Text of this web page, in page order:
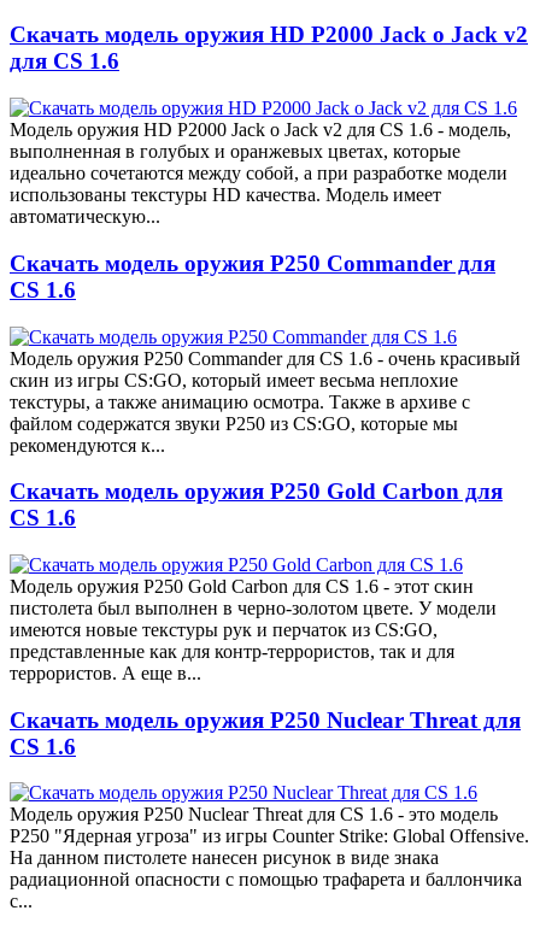
Скачать модель оружия HD P2000 Jack o Jack v2
для CS 1.6
Модель оружия HD P2000 Jack o Jack v2 для CS 1.6 - модель,
выполненная в голубых и оранжевых цветах, которые
идеально сочетаются между собой, а при разработке модели
использованы текстуры HD качества. Модель имеет
автоматическую...
Скачать модель оружия P250 Commander для
CS 1.6
Модель оружия P250 Commander для CS 1.6 - очень красивый
скин из игры CS:GO, который имеет весьма неплохие
текстуры, а также анимацию осмотра. Также в архиве с
файлом содержатся звуки P250 из CS:GO, которые мы
рекомендуются к...
Скачать модель оружия P250 Gold Carbon для
CS 1.6
Модель оружия P250 Gold Carbon для CS 1.6 - этот скин
пистолета был выполнен в черно-золотом цвете. У модели
имеются новые текстуры рук и перчаток из CS:GO,
представленные как для контр-террористов, так и для
террористов. А еще в...
Скачать модель оружия P250 Nuclear Threat для
CS 1.6
Модель оружия P250 Nuclear Threat для CS 1.6 - это модель
P250 "Ядерная угроза" из игры Counter Strike: Global Offensive.
На данном пистолете нанесен рисунок в виде знака
радиационной опасности с помощью трафарета и баллончика
с...